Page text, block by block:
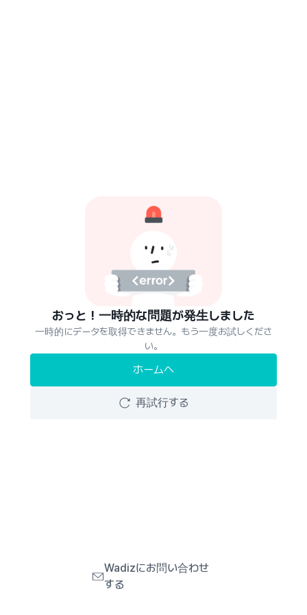
おっと！一時的な問題が発生しました
一時的にデータを取得できません。もう一度お試しくださ
い。
ホームへ
再試行する
Wadizにお問い合わせ
する